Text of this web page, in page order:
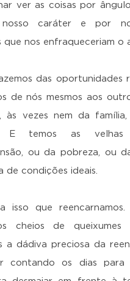
ver as coisas por
caráter e por
que nos enfraqueceriam o
das oportunidades
de nós mesmos aos
às vezes nem da
E temos as velhas
ou da pobreza, ou
de condições ideais.
isso que
cheios de
a dádiva preciosa da
contando os dias para